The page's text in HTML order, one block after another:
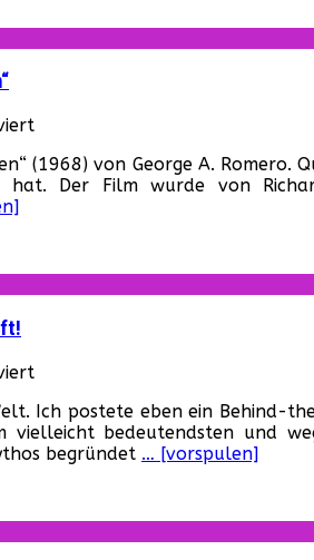
zu
für
den
Kulissen
der
lebenden
(1968) von George A. Romero.
hat. Der Film wurde von
Romeros
„Die
Nacht
Toten“
läuft!
Ich postete eben ein Behind-
vielleicht bedeutendsten und
begründet … [vorspulen]